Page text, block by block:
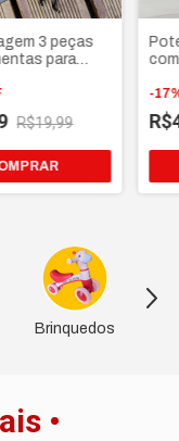
3 peças
para
R$19,99
-17
Brinquedos
•